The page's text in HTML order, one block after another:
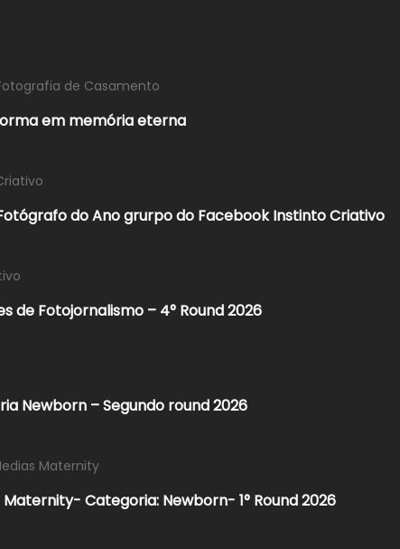
de Casamento
em memória eterna
do Ano grurpo do Facebook Instinto Criativo
de Fotojornalismo – 4° Round 2026​
Newborn – Segundo round 2026
Maternity
Categoria: Newborn- 1° Round 2026